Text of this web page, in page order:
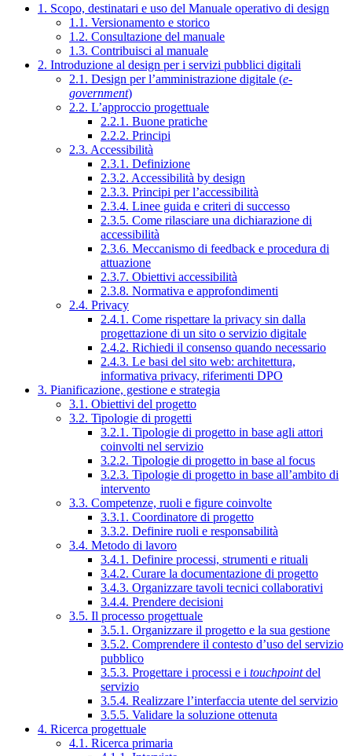
1. Scopo, destinatari e uso del Manuale operativo di design
1.1. Versionamento e storico
1.2. Consultazione del manuale
1.3. Contribuisci al manuale
2. Introduzione al design per i servizi pubblici digitali
2.1. Design per l’amministrazione digitale (e-
government)
2.2. L’approccio progettuale
2.2.1. Buone pratiche
2.2.2. Principi
2.3. Accessibilità
2.3.1. Definizione
2.3.2. Accessibilità by design
2.3.3. Principi per l’accessibilità
2.3.4. Linee guida e criteri di successo
2.3.5. Come rilasciare una dichiarazione di
accessibilità
2.3.6. Meccanismo di feedback e procedura di
attuazione
2.3.7. Obiettivi accessibilità
2.3.8. Normativa e approfondimenti
2.4. Privacy
2.4.1. Come rispettare la privacy sin dalla
progettazione di un sito o servizio digitale
2.4.2. Richiedi il consenso quando necessario
2.4.3. Le basi del sito web: architettura,
informativa privacy, riferimenti DPO
3. Pianificazione, gestione e strategia
3.1. Obiettivi del progetto
3.2. Tipologie di progetti
3.2.1. Tipologie di progetto in base agli attori
coinvolti nel servizio
3.2.2. Tipologie di progetto in base al focus
3.2.3. Tipologie di progetto in base all’ambito di
intervento
3.3. Competenze, ruoli e figure coinvolte
3.3.1. Coordinatore di progetto
3.3.2. Definire ruoli e responsabilità
3.4. Metodo di lavoro
3.4.1. Definire processi, strumenti e rituali
3.4.2. Curare la documentazione di progetto
3.4.3. Organizzare tavoli tecnici collaborativi
3.4.4. Prendere decisioni
3.5. Il processo progettuale
3.5.1. Organizzare il progetto e la sua gestione
3.5.2. Comprendere il contesto d’uso del servizio
pubblico
3.5.3. Progettare i processi e i touchpointdel
servizio
3.5.4. Realizzare l’interfaccia utente del servizio
3.5.5. Validare la soluzione ottenuta
4. Ricerca progettuale
4.1. Ricerca primaria